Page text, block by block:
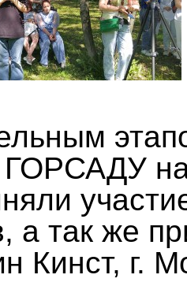
ГОРСАДУ
а так же
Кинст, г.